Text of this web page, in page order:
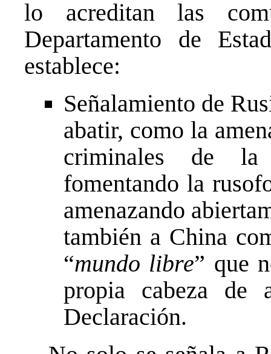
lo acreditan las
Departamento de
establece:
Señalamiento de
abatir, como la
criminales de la
fomentando la
amenazando
también a China
“mundo libre” que
propia cabeza de
Declaración.